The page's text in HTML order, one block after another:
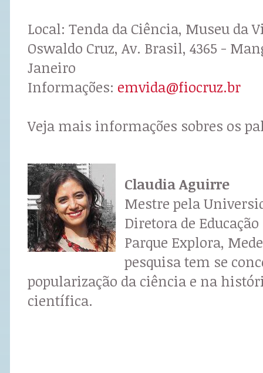
Local: Tenda da Ciência, Museu da
Oswaldo Cruz, Av. Brasil, 4365 -
Janeiro
Informações: emvida@fiocruz.br
Veja mais informações sobres os
Claudia Aguirre
Mestre pela
Diretora de
Parque Explora,
pesquisa tem se
popularização da ciência e na
científica.